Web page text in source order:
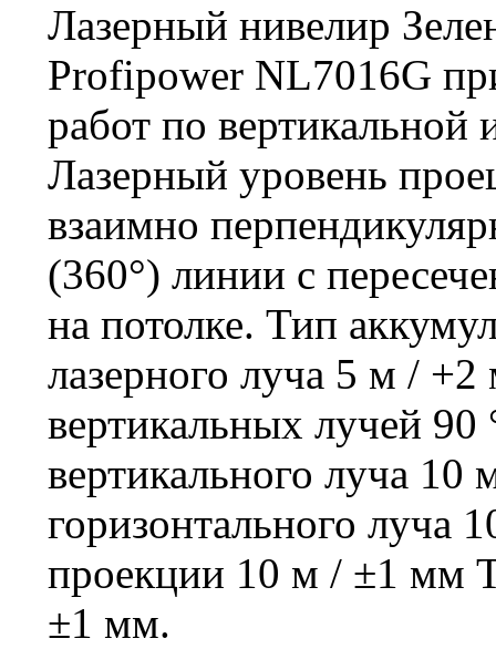
Лазерный нивелир
Profipower NL7016G
работ по вертикальной
Лазерный уровень
взаимно
(360°) линии с
на потолке. Тип
лазерного луча 5 м / +2
вертикальных лучей 90
вертикального луча
горизонтального луча
проекции 10 м / ±1 мм
±1 мм.